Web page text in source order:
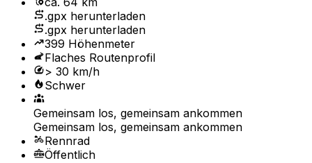
.gpx herunterladen
.gpx herunterladen
399 Höhenmeter
Flaches Routenprofil
> 30 km/h
Schwer
Gemeinsam los, gemeinsam ankommen
Gemeinsam los, gemeinsam ankommen
Rennrad
Öffentlich